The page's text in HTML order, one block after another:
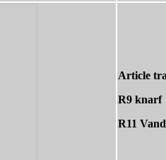
Article
R9 knarf
R11